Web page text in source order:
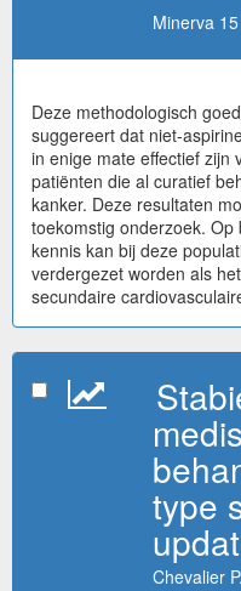
Minerva
Deze methodologisch
suggereert dat niet-
in enige mate effectief zijn
patiënten die al curatief
kanker. Deze resultaten
toekomstig onderzoek.
kennis kan bij deze
verdergezet worden als
secundaire
type
Chevalier P.